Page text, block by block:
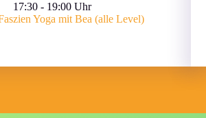
17:30 - 19:00 Uhr
Yoga mit Bea (alle Level)